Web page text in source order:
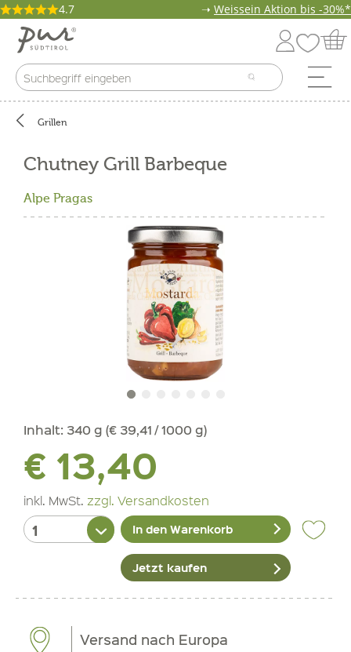
4.7 ➝ Weissein Aktion bis -30%*
Grillen
Chutney Grill Barbeque
Alpe Pragas
Inhalt: 340 g (€ 39,41 / 1000 g)
€ 13,40
inkl. MwSt. zzgl. Versandkosten
In den Warenkorb
Jetzt kaufen
Versand nach Europa